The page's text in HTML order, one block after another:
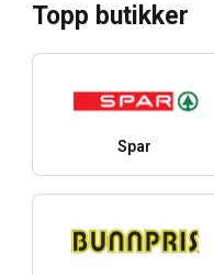
Topp butikker
Spar